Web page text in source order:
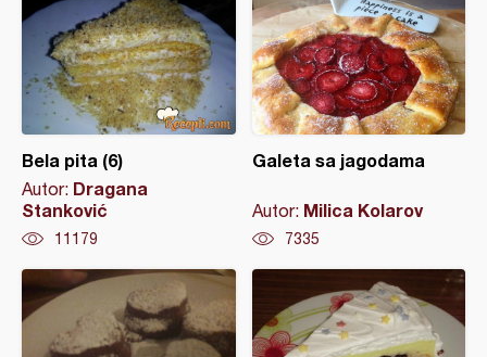
Bela pita (6)
Autor: Dragana
Stanković
11179
Galeta sa jagodama
Autor: Milica Kolarov
7335